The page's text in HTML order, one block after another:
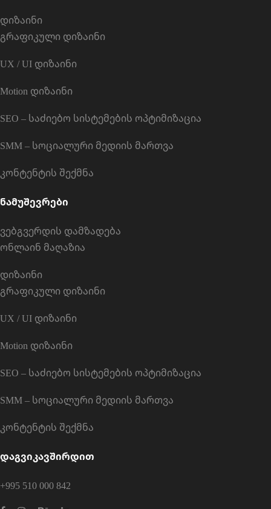
დიზაინი
გრაფიკული დიზაინი
UX / UI დიზაინი
Motion დიზაინი
SEO – საძიებო სისტემების ოპტიმიზაცია
SMM – სოციალური მედიის მართვა
კონტენტის შექმნა
ნამუშევრები
ვებგვერდის დამზადება
ონლაინ მაღაზია
დიზაინი
გრაფიკული დიზაინი
UX / UI დიზაინი
Motion დიზაინი
SEO – საძიებო სისტემების ოპტიმიზაცია
SMM – სოციალური მედიის მართვა
კონტენტის შექმნა
დაგვიკავშირდით
+995 510 000 842